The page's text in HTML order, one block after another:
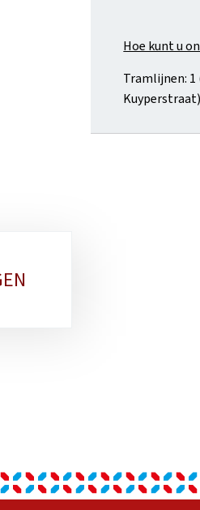
Hoe kunt u
Tramlijnen:
Kuyperstraat)